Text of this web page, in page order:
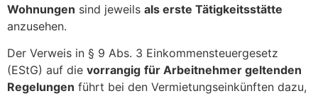
Wohnungen sind jeweils als erste Tätigkeitsstätte
anzusehen.
Der Verweis in § 9 Abs. 3 Einkommensteuergesetz
(EStG) auf die vorrangig für Arbeitnehmer geltenden
Regelungen führt bei den Vermietungseinkünften dazu,